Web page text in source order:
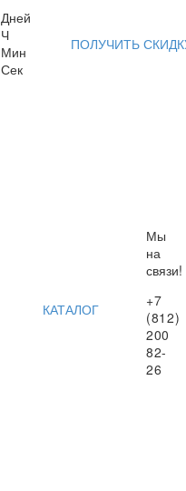
Дней
Ч
Мин
Сек
ПОЛУЧИТЬ
КАТАЛОГ
Мы
на
связи!
+7
(812)
200
82-
26